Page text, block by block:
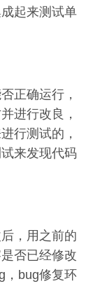
起来测试单
正确运行，
进行改良，
行测试的，
来发现代码
，用之前的
否已经修改
，bug修复环